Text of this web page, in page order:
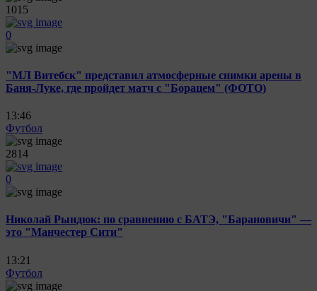
1015
0
"МЛ Витебск" представил атмосферные снимки арены в
Баня-Луке, где пройдет матч с "Борацем" (ФОТО)
13:46
Футбол
2814
0
Николай Рындюк: по сравнению с БАТЭ, "Барановичи" —
это "Манчестер Сити"
13:21
Футбол